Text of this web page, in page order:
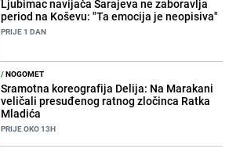
Ljubimac navijača Sarajeva ne zaboravlja
period na Koševu: "Ta emocija je neopisiva"
PRIJE 1 DAN
/NOGOMET
Sramotna koreografija Delija: Na Marakani
veličali presuđenog ratnog zločinca Ratka
Mladića
PRIJE OKO 13H